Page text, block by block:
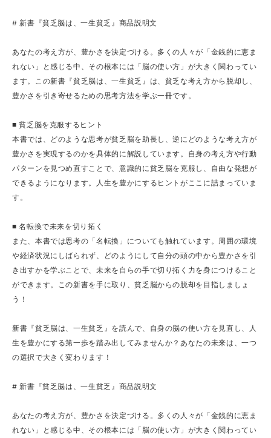
# 新書『貧乏脳は、一生貧乏』商品説明文
あなたの考え方が、豊かさを決定づける。多くの人々が「金銭的に恵ま
れない」と感じる中、その根本には「脳の使い方」が大きく関わってい
ます。この新書『貧乏脳は、一生貧乏』は、貧乏な考え方から脱却し、
豊かさを引き寄せるための思考方法を学ぶ一冊です。
■ 貧乏脳を克服するヒント
本書では、どのような思考が貧乏脳を助長し、逆にどのような考え方が
豊かさを実現するのかを具体的に解説しています。自身の考え方や行動
パターンを見つめ直すことで、意識的に貧乏脳を克服し、自由な発想が
できるようになります。人生を豊かにするヒントがここに詰まっていま
す。
■ 名転換で未来を切り拓く
また、本書では思考の「名転換」についても触れています。周囲の環境
や経済状況にしばられず、どのようにして自分の頭の中から豊かさを引
き出すかを学ぶことで、未来を自らの手で切り拓く力を身につけること
ができます。この新書を手に取り、貧乏脳からの脱却を目指しましょ
う！
新書『貧乏脳は、一生貧乏』を読んで、自身の脳の使い方を見直し、人
生を豊かにする第一歩を踏み出してみませんか？あなたの未来は、一つ
の選択で大きく変わります！
# 新書『貧乏脳は、一生貧乏』商品説明文
あなたの考え方が、豊かさを決定づける。多くの人々が「金銭的に恵ま
れない」と感じる中、その根本には「脳の使い方」が大きく関わってい